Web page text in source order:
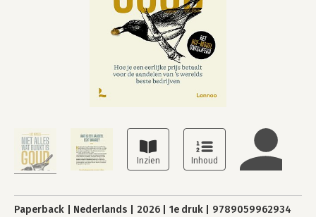
Paperback Nederlands 2026 1e druk 9789059962934